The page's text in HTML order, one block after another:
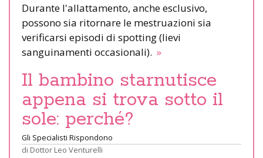
Durante l'allattamento, anche esclusivo,
possono sia ritornare le mestruazioni sia
verificarsi episodi di spotting (lievi
sanguinamenti occasionali). »
Il bambino starnutisce
appena si trova sotto il
sole: perché?
Gli Specialisti Rispondono
di Dottor Leo Venturelli